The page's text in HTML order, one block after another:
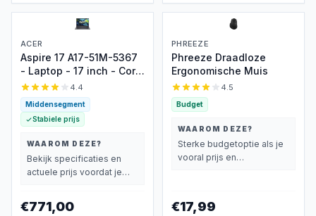
ACER
Aspire 17 A17-51M-5367
- Laptop - 17 inch - Core
5 - 16GB - 1TB SSD -
Verlicht toetsenbord -
Grijs
4.4
Middensegment
Stabiele prijs
WAAROM DEZE?
Bekijk specificaties en
actuele prijs voordat je
€771,00
PHREEZE
Phreeze Draadloze
Ergonomische Muis
4.5
Budget
WAAROM DEZE?
Sterke budgetoptie als je
vooral prijs en
€17,99